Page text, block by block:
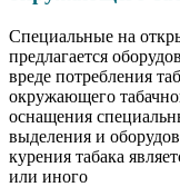
Специальные на
предлагается
вреде потребления
окружающего
оснащения
выделения и
курения табака
или иного